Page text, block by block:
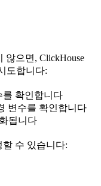
않으면, ClickHouse
도합니다:
를 확인합니다
변수를 확인합니다
됩니다
수 있습니다: